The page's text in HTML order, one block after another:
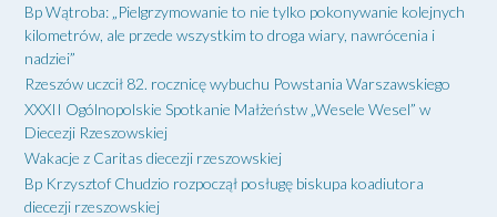
Bp Wątroba: „Pielgrzymowanie to nie tylko pokonywanie kolejnych
kilometrów, ale przede wszystkim to droga wiary, nawrócenia i
nadziei”
Rzeszów uczcił 82. rocznicę wybuchu Powstania Warszawskiego
XXXII Ogólnopolskie Spotkanie Małżeństw „Wesele Wesel” w
Diecezji Rzeszowskiej
Wakacje z Caritas diecezji rzeszowskiej
Bp Krzysztof Chudzio rozpoczął posługę biskupa koadiutora
diecezji rzeszowskiej